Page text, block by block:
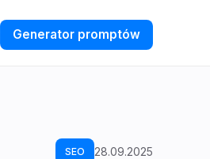
Generator promptów
SEO 28.09.2025